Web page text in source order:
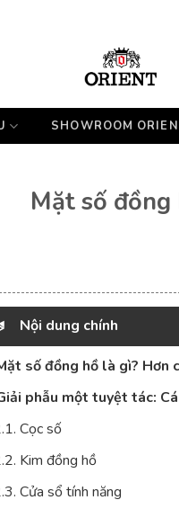
SHOWROOM
Mặt số đồng
Nội dung chính
số đồng hồ là gì? Hơn
phẫu một tuyệt tác:
Cọc số
Kim đồng hồ
Cửa sổ tính năng